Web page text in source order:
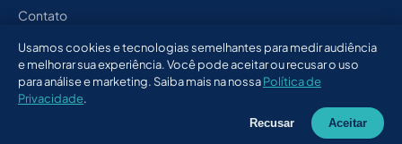
Contato
Instagram @flam.jv
© 2026 FLAM — Faculdade Latino-Americana. Instagram @flam.jv
Usamos cookies e tecnologias semelhantes para medir audiência
e melhorar sua experiência. Você pode aceitar ou recusar o uso
para análise e marketing. Saiba mais na nossaPolítica de
Privacidade.
Recusar Aceitar